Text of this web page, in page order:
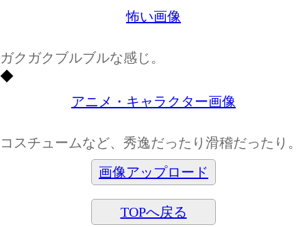
怖い画像
ガクガクブルブルな感じ。
◆
アニメ・キャラクター画像
コスチュームなど、秀逸だったり滑稽だったり。
画像アップロード
TOPへ戻る